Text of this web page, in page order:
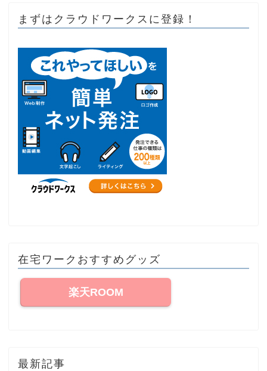
まずはクラウドワークスに登録！
在宅ワークおすすめグッズ
楽天ROOM
最新記事